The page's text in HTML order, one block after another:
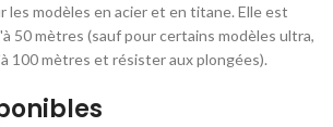
les modèles en acier et en titane. Elle est
50 mètres (sauf pour certains modèles ultra,
100 mètres et résister aux plongées).